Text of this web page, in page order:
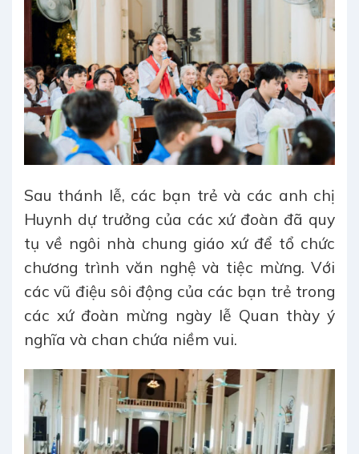
Sau thánh lễ, các bạn trẻ và các anh chị
Huynh dự trưởng của các xứ đoàn đã quy
tụ về ngôi nhà chung giáo xứ để tổ chức
chương trình văn nghệ và tiệc mừng. Với
các vũ điệu sôi động của các bạn trẻ trong
các xứ đoàn mừng ngày lễ Quan thày ý
nghĩa và chan chứa niềm vui.